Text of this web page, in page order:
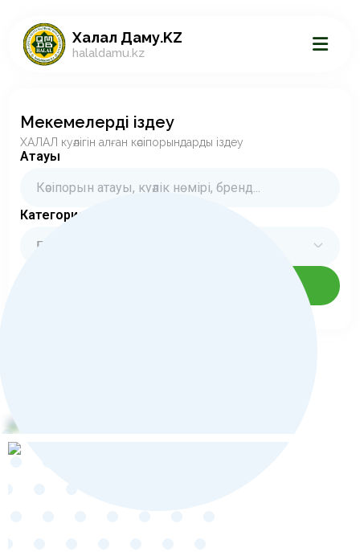
Халал Даму.KZ
halaldamu.kz
Мекемелерді іздеу
ХАЛАЛ куәлігін алған кәсіпорындарды іздеу
Атауы
Категориялар
Барлық категориялар